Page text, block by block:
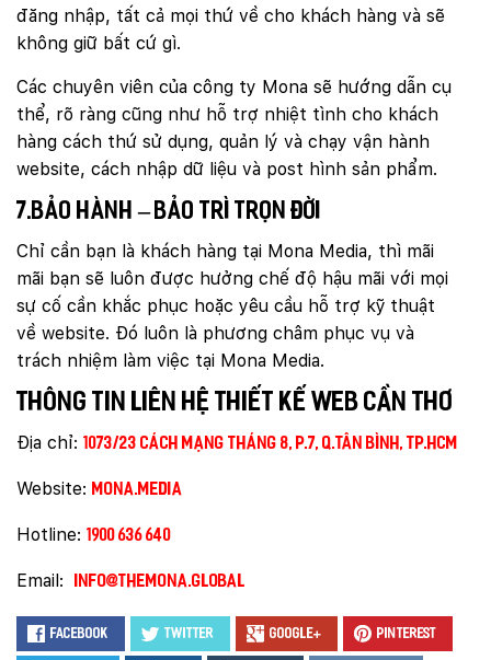
đăng nhập, tất cả mọi thứ về cho khách hàng và sẽ
không giữ bất cứ gì.
Các chuyên viên của công ty Mona sẽ hướng dẫn cụ
thể, rõ ràng cũng như hỗ trợ nhiệt tình cho khách
hàng cách thứ sử dụng, quản lý và chạy vận hành
website, cách nhập dữ liệu và post hình sản phẩm.
7.Bảo hành – bảo trì trọn đời
Chỉ cần bạn là khách hàng tại Mona Media, thì mãi
mãi bạn sẽ luôn được hưởng chế độ hậu mãi với mọi
sự cố cần khắc phục hoặc yêu cầu hỗ trợ kỹ thuật
về website. Đó luôn là phương châm phục vụ và
trách nhiệm làm việc tại Mona Media.
Thông tin liên hệ thiết kế web Cần Thơ
Địa chỉ: 1073/23 Cách Mạng Tháng 8, P.7, Q.Tân Bình, TP.HCM
Website: mona.media
Hotline: 1900 636 640
Email: info@themona.global
Facebook Twitter Google+ Pinterest